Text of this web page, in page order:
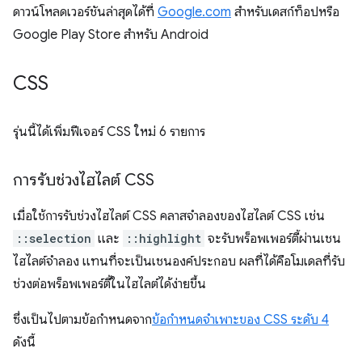
ดาวน์โหลดเวอร์ชันล่าสุดได้ที่ Google.com สำหรับเดสก์ท็อปหรือ
Google Play Store สำหรับ Android
CSS
รุ่นนี้ได้เพิ่มฟีเจอร์ CSS ใหม่ 6 รายการ
การรับช่วงไฮไลต์ CSS
เมื่อใช้การรับช่วงไฮไลต์ CSS คลาสจำลองของไฮไลต์ CSS เช่น
::selection และ ::highlight จะรับพร็อพเพอร์ตี้ผ่านเชน
ไฮไลต์จำลอง แทนที่จะเป็นเชนองค์ประกอบ ผลที่ได้คือโมเดลที่รับ
ช่วงต่อพร็อพเพอร์ตี้ในไฮไลต์ได้ง่ายขึ้น
ซึ่งเป็นไปตามข้อกำหนดจากข้อกำหนดจำเพาะของ CSS ระดับ 4
ดังนี้